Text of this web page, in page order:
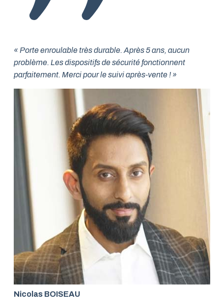
« Porte enroulable très durable. Après 5 ans, aucun
problème. Les dispositifs de sécurité fonctionnent
parfaitement. Merci pour le suivi après-vente ! »
Nicolas BOISEAU